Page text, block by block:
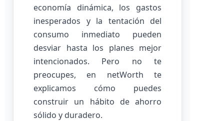
economía dinámica, los gastos
inesperados y la tentación del
consumo inmediato pueden
desviar hasta los planes mejor
intencionados. Pero no te
preocupes, en netWorth te
explicamos cómo puedes
construir un hábito de ahorro
sólido y duradero.